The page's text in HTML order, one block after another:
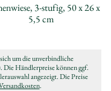
3-stufig, 50 x 26 x
5,5 cm
um die unverbindliche
Händlerpreise können ggf.
angezeigt. Die Preise
.